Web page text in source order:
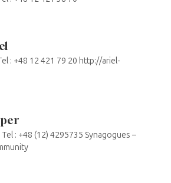
: +48 12 421 79 20 http://ariel-
: +48 (12) 4295735 Synagogues –